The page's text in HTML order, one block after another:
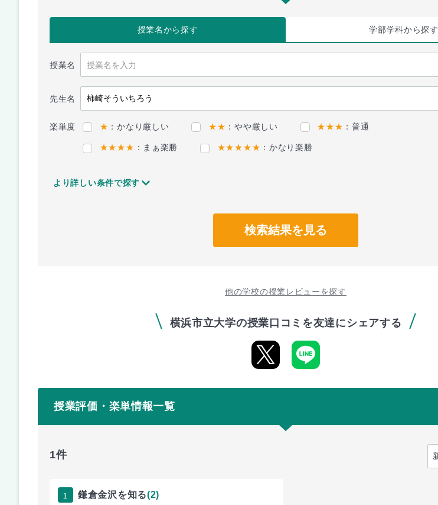
授業名から探す 学部学科から探す
授業名
先生名
楽単度 ★ ：かなり厳しい ★★ ：やや厳しい ★★★ ：普通
★★★★ ：まぁ楽勝 ★★★★★ ：かなり楽勝
より詳しい条件で探す
検索結果を見る
他の学校の授業レビューを探す
横浜市立大学の授業口コミを友達にシェアする
授業評価・楽単情報一覧
1件
1 鎌倉金沢を知る(2)